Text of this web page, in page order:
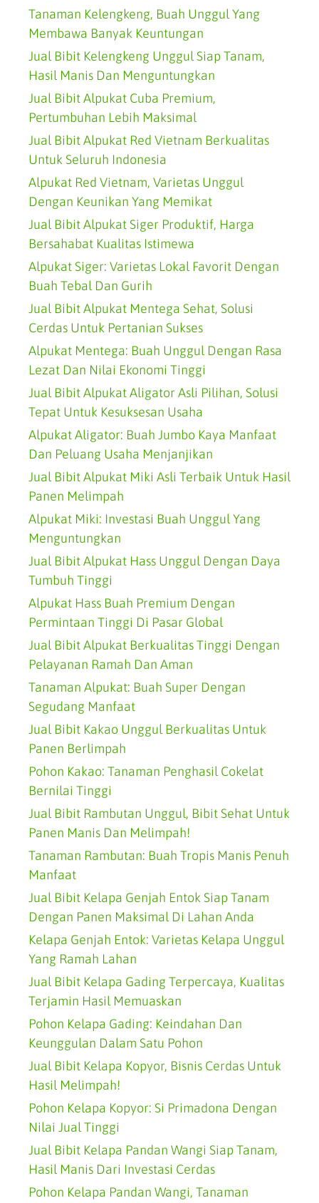
Tanaman Kelengkeng, Buah Unggul Yang
Membawa Banyak Keuntungan
Jual Bibit Kelengkeng Unggul Siap Tanam,
Hasil Manis Dan Menguntungkan
Jual Bibit Alpukat Cuba Premium,
Pertumbuhan Lebih Maksimal
Jual Bibit Alpukat Red Vietnam Berkualitas
Untuk Seluruh Indonesia
Alpukat Red Vietnam, Varietas Unggul
Dengan Keunikan Yang Memikat
Jual Bibit Alpukat Siger Produktif, Harga
Bersahabat Kualitas Istimewa
Alpukat Siger: Varietas Lokal Favorit Dengan
Buah Tebal Dan Gurih
Jual Bibit Alpukat Mentega Sehat, Solusi
Cerdas Untuk Pertanian Sukses
Alpukat Mentega: Buah Unggul Dengan Rasa
Lezat Dan Nilai Ekonomi Tinggi
Jual Bibit Alpukat Aligator Asli Pilihan, Solusi
Tepat Untuk Kesuksesan Usaha
Alpukat Aligator: Buah Jumbo Kaya Manfaat
Dan Peluang Usaha Menjanjikan
Jual Bibit Alpukat Miki Asli Terbaik Untuk Hasil
Panen Melimpah
Alpukat Miki: Investasi Buah Unggul Yang
Menguntungkan
Jual Bibit Alpukat Hass Unggul Dengan Daya
Tumbuh Tinggi
Alpukat Hass Buah Premium Dengan
Permintaan Tinggi Di Pasar Global
Jual Bibit Alpukat Berkualitas Tinggi Dengan
Pelayanan Ramah Dan Aman
Tanaman Alpukat: Buah Super Dengan
Segudang Manfaat
Jual Bibit Kakao Unggul Berkualitas Untuk
Panen Berlimpah
Pohon Kakao: Tanaman Penghasil Cokelat
Bernilai Tinggi
Jual Bibit Rambutan Unggul, Bibit Sehat Untuk
Panen Manis Dan Melimpah!
Tanaman Rambutan: Buah Tropis Manis Penuh
Manfaat
Jual Bibit Kelapa Genjah Entok Siap Tanam
Dengan Panen Maksimal Di Lahan Anda
Kelapa Genjah Entok: Varietas Kelapa Unggul
Yang Ramah Lahan
Jual Bibit Kelapa Gading Terpercaya, Kualitas
Terjamin Hasil Memuaskan
Pohon Kelapa Gading: Keindahan Dan
Keunggulan Dalam Satu Pohon
Jual Bibit Kelapa Kopyor, Bisnis Cerdas Untuk
Hasil Melimpah!
Pohon Kelapa Kopyor: Si Primadona Dengan
Nilai Jual Tinggi
Jual Bibit Kelapa Pandan Wangi Siap Tanam,
Hasil Manis Dari Investasi Cerdas
Pohon Kelapa Pandan Wangi, Tanaman